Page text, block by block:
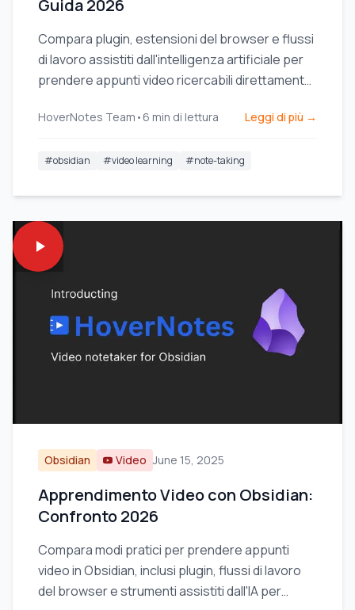
Guida 2026
Compara plugin, estensioni del browser e flussi
di lavoro assistiti dall'intelligenza artificiale per
prendere appunti video ricercabili direttamente
HoverNotes Team • 6 min di lettura Leggi di più →
#obsidian #video learning #note-taking
Obsidian Video June 15, 2025
Apprendimento Video con Obsidian:
Confronto 2026
Compara modi pratici per prendere appunti
video in Obsidian, inclusi plugin, flussi di lavoro
del browser e strumenti assistiti dall'IA per